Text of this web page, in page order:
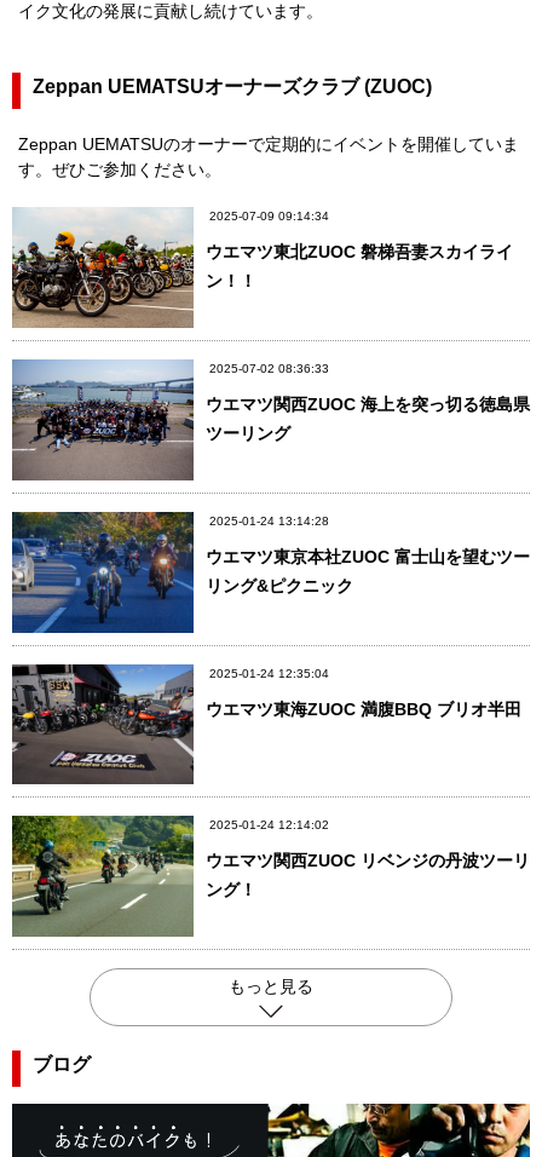
イク文化の発展に貢献し続けています。
Zeppan UEMATSUオーナーズクラブ (ZUOC)
Zeppan UEMATSUのオーナーで定期的にイベントを開催していま
す。ぜひご参加ください。
2025-07-09 09:14:34
ウエマツ東北ZUOC 磐梯吾妻スカイライ
ン！！
2025-07-02 08:36:33
ウエマツ関西ZUOC 海上を突っ切る徳島県
ツーリング
2025-01-24 13:14:28
ウエマツ東京本社ZUOC 富士山を望むツー
リング&ピクニック
2025-01-24 12:35:04
ウエマツ東海ZUOC 満腹BBQ ブリオ半田
2025-01-24 12:14:02
ウエマツ関西ZUOC リベンジの丹波ツーリ
ング！
もっと見る
ブログ